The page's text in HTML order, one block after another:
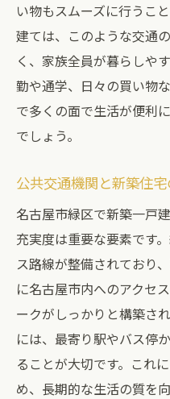
い物もスムーズに行うこ
建ては、このような交通
く、家族全員が暮らしや
勤や通学、日々の買い物
で多くの面で生活が便利
でしょう。
公共交通機関と新築住
名古屋市緑区で新築一戸
充実度は重要な要素です
ス路線が整備されており
に名古屋市内へのアクセ
ークがしっかりと構築さ
には、最寄り駅やバス停
ることが大切です。これ
め、長期的な生活の質を